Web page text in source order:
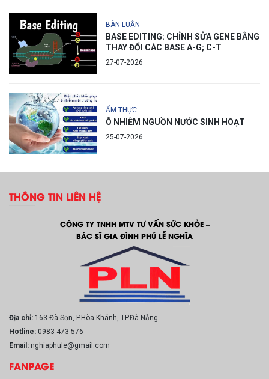
BÀN LUẬN
BASE EDITING: CHỈNH SỬA GENE BẰNG
THAY ĐỔI CÁC BASE A-G; C-T
27-07-2026
ẨM THỰC
Ô NHIỄM NGUỒN NƯỚC SINH HOẠT
25-07-2026
THÔNG TIN LIÊN HỆ
CÔNG TY TNHH MTV TƯ VẤN SỨC KHỎE –
BÁC SĨ GIA ĐÌNH PHÚ LỄ NGHĨA
Địa chỉ: 163 Đà Sơn, P.Hòa Khánh, TP.Đà Nẵng
Hotline: 0983 473 576
Email: nghiaphule@gmail.com
FANPAGE